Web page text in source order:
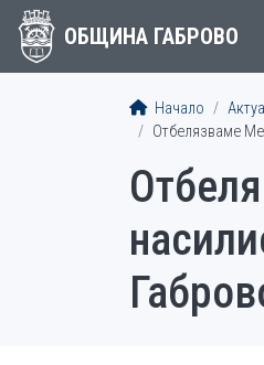
ОБЩИНА ГАБРОВО
Начало
Отбелязваме